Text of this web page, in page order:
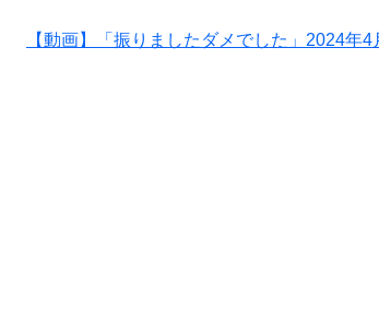
【動画】「振りましたダメでした」2024年